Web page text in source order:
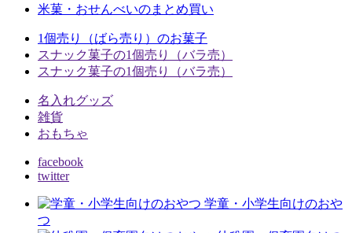
米菓・おせんべいのまとめ買い
1個売り（ばら売り）のお菓子
スナック菓子の1個売り（バラ売）
スナック菓子の1個売り（バラ売）
名入れグッズ
雑貨
おもちゃ
facebook
twitter
学童・小学生向けのおや
つ